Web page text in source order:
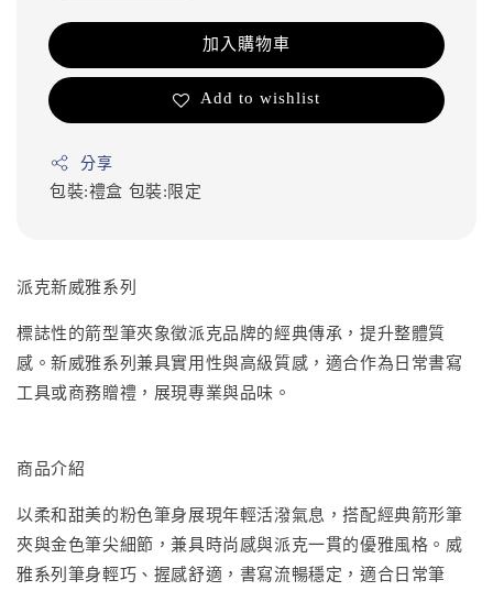
加入購物車
Add to wishlist
分享
包裝:禮盒 包裝:限定
派克新威雅系列
標誌性的箭型筆夾象徵派克品牌的經典傳承，提升整體質
感。新威雅系列兼具實用性與高級質感，適合作為日常書寫
工具或商務贈禮，展現專業與品味。
商品介紹
以柔和甜美的粉色筆身展現年輕活潑氣息，搭配經典箭形筆
夾與金色筆尖細節，兼具時尚感與派克一貫的優雅風格。威
雅系列筆身輕巧、握感舒適，書寫流暢穩定，適合日常筆